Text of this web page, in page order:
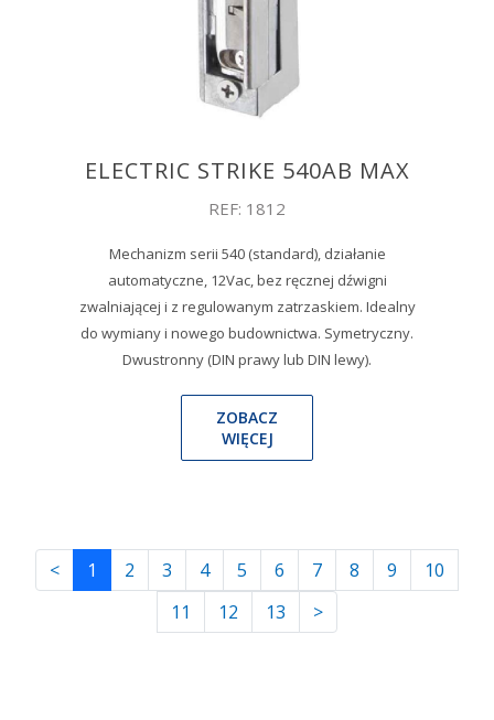
ELECTRIC STRIKE 540AB MAX
REF: 1812
Mechanizm serii 540 (standard), działanie
automatyczne, 12Vac, bez ręcznej dźwigni
zwalniającej i z regulowanym zatrzaskiem. Idealny
do wymiany i nowego budownictwa. Symetryczny.
Dwustronny (DIN prawy lub DIN lewy).
ZOBACZ
WIĘCEJ
< 1 2 3 4 5 6 7 8 9
10
11
12 13 >